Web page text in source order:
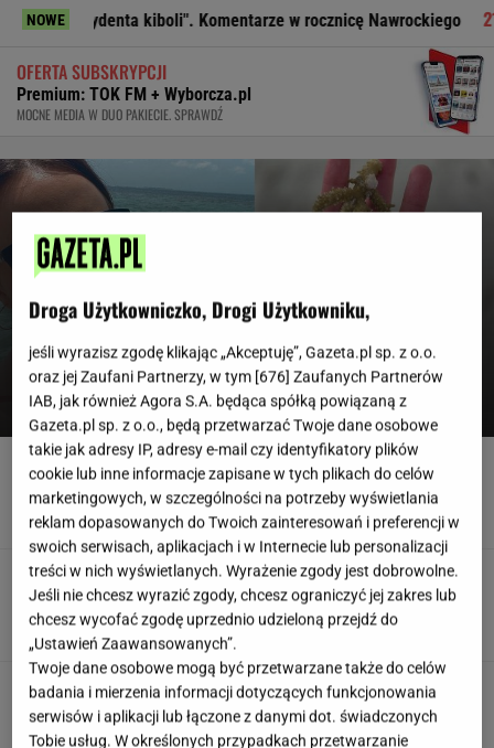
NOWEkiboli". Komentarze w rocznicę Nawrockiego
OFERTA SUBSKRYPCJI
Premium: TOK FM + Wyborcza.pl
MOCNE MEDIA W DUO PAKIECIE. SPRAWDŹ
Pojechałam na Malediwy i
pomogłam w odbudowie rafy koralowej.
Turyści też mogą to zrobić
NATALIA KONDRATIUK-ŚWIERUBSKA
Nie dostała się do liceum mimo
świetnych wyników. Kuratorium wyjaśnia
KLAUDIA KIERZKOWSKA
Prezydent Czech na wakacjach w Polsce.
Wybrał się do smażalni ryb
Pracownicy branży IT śmieją się
przez łzy. Zwolnienia w łódzkiej siedzibie
wielkiej firmy
Droga Użytkowniczko, Drogi Użytkowniku,
jeśli wyrazisz zgodę klikając „Akceptuję”, Gazeta.pl sp. z o.o.
oraz jej Zaufani Partnerzy, w tym [676] Zaufanych Partnerów
IAB, jak również Agora S.A. będąca spółką powiązaną z
Gazeta.pl sp. z o.o., będą przetwarzać Twoje dane osobowe
takie jak adresy IP, adresy e-mail czy identyfikatory plików
cookie lub inne informacje zapisane w tych plikach do celów
marketingowych, w szczególności na potrzeby wyświetlania
reklam dopasowanych do Twoich zainteresowań i preferencji w
swoich serwisach, aplikacjach i w Internecie lub personalizacji
treści w nich wyświetlanych. Wyrażenie zgody jest dobrowolne.
Jeśli nie chcesz wyrazić zgody, chcesz ograniczyć jej zakres lub
chcesz wycofać zgodę uprzednio udzieloną przejdź do
„Ustawień Zaawansowanych”.
Twoje dane osobowe mogą być przetwarzane także do celów
badania i mierzenia informacji dotyczących funkcjonowania
serwisów i aplikacji lub łączone z danymi dot. świadczonych
Tobie usług. W określonych przypadkach przetwarzanie